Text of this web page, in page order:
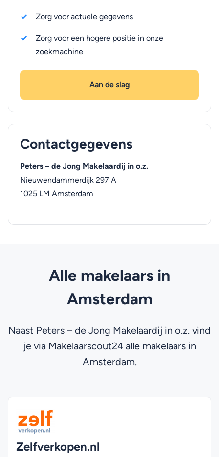
Zorg voor actuele gegevens
Zorg voor een hogere positie in onze
zoekmachine
Aan de slag
Contactgegevens
Peters – de Jong Makelaardij in o.z.
Nieuwendammerdijk 297 A
1025 LM Amsterdam
Alle makelaars in
Amsterdam
Naast Peters – de Jong Makelaardij in o.z. vind
je via Makelaarscout24 alle makelaars in
Amsterdam.
Zelfverkopen.nl